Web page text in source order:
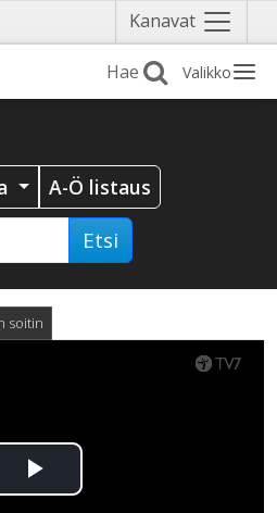
Kanavat Näytä
valikko
Valikko
A-Ö listaus
Etsi
soitin
Toista